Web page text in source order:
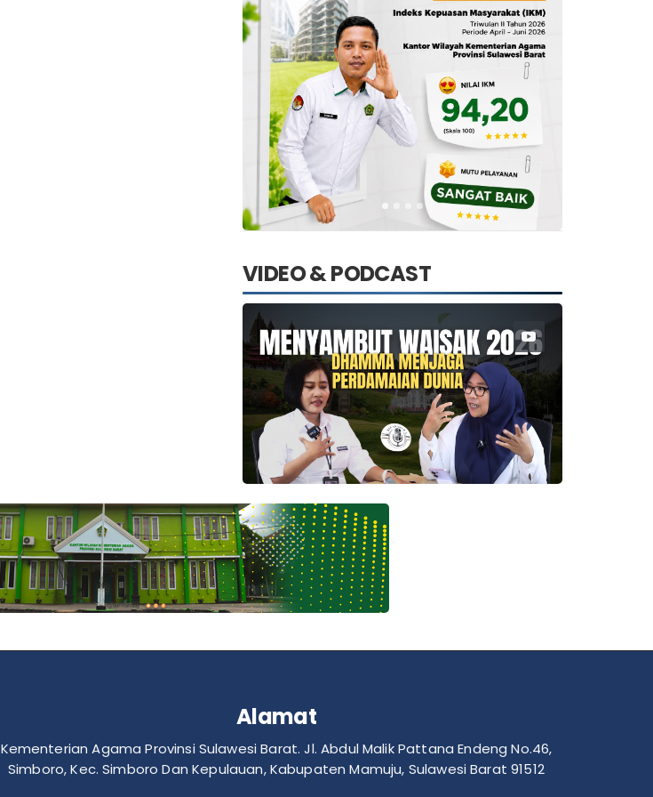
VIDEO & PODCAST
Alamat
Kementerian Agama Provinsi Sulawesi Barat. Jl. Abdul Malik Pattana Endeng No.46,
Simboro, Kec. Simboro Dan Kepulauan, Kabupaten Mamuju, Sulawesi Barat 91512